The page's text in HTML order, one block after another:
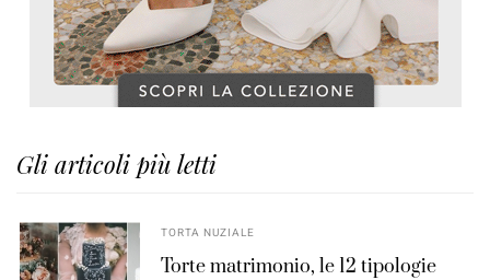
Gli articoli più letti
TORTA NUZIALE
Torte matrimonio, le 12 tipologie